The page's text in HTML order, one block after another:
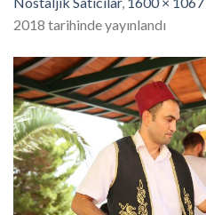
2018 tarihinde yayınlandı